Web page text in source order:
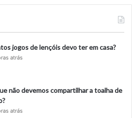
jogos de lençóis devo ter em casa?
atrás
não devemos compartilhar a toalha de
atrás